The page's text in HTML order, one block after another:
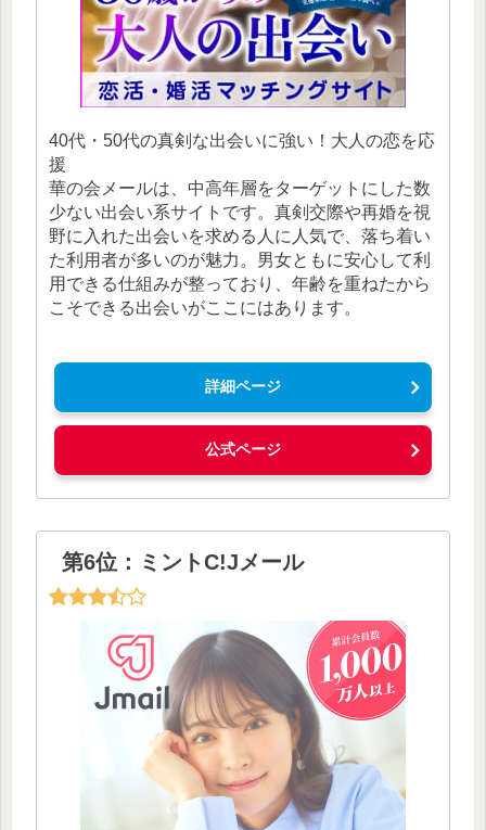
40代・50代の真剣な出会いに強い！大人の恋を応
援
華の会メールは、中高年層をターゲットにした数
少ない出会い系サイトです。真剣交際や再婚を視
野に入れた出会いを求める人に人気で、落ち着い
た利用者が多いのが魅力。男女ともに安心して利
用できる仕組みが整っており、年齢を重ねたから
こそできる出会いがここにはあります。
詳細ページ
公式ページ
第6位：ミントC!Jメール